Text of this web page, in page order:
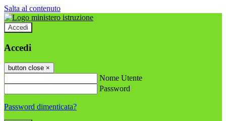
Salta al contenuto
Accedi
Accedi
button close ×
Nome Utente
Password
Password dimenticata?